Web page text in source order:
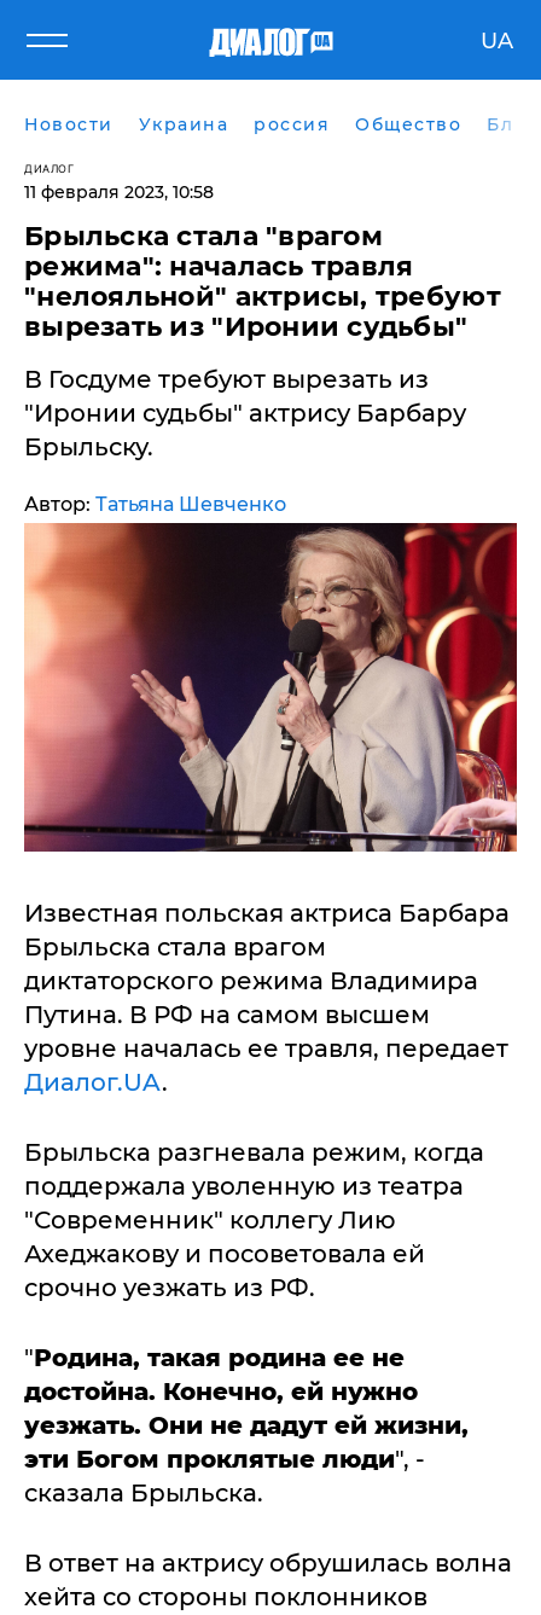
UA
Новости Украина россия Общество
ДИАЛОГ
11 февраля 2023, 10:58
Брыльска стала "врагом
режима": началась травля
"нелояльной" актрисы, требуют
вырезать из "Иронии судьбы"
​В Госдуме требуют вырезать из
"Иронии судьбы" актрису Барбару
Брыльску.
Автор: Татьяна Шевченко
Известная польская актриса Барбара
Брыльска стала врагом
диктаторского режима Владимира
Путина. В РФ на самом высшем
уровне началась ее травля, передает
Диалог.UA.
Брыльска разгневала режим, когда
поддержала уволенную из театра
"Современник" коллегу Лию
Ахеджакову и посоветовала ей
срочно уезжать из РФ.
"Родина, такая родина ее не
достойна. Конечно, ей нужно
уезжать. Они не дадут ей жизни,
эти Богом проклятые люди", -
сказала Брыльска.
В ответ на актрису обрушилась волна
хейта со стороны поклонников